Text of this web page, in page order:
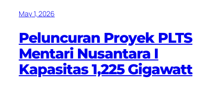
May 1, 2026
Peluncuran Proyek PLTS
Mentari Nusantara I
Kapasitas 1,225 Gigawatt